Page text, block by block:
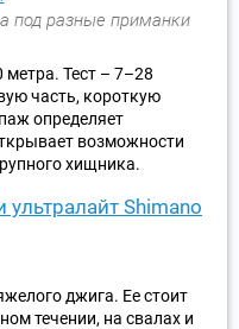
под разные приманки
Тест – 7–28
часть, короткую
определяет
возможности
хищника.
ультралайт Shimano
джига. Ее стоит
течении, на свалах и